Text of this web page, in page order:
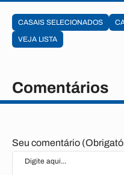
CASAIS SELECIONADOS
VEJA LISTA
Comentários
Seu comentário